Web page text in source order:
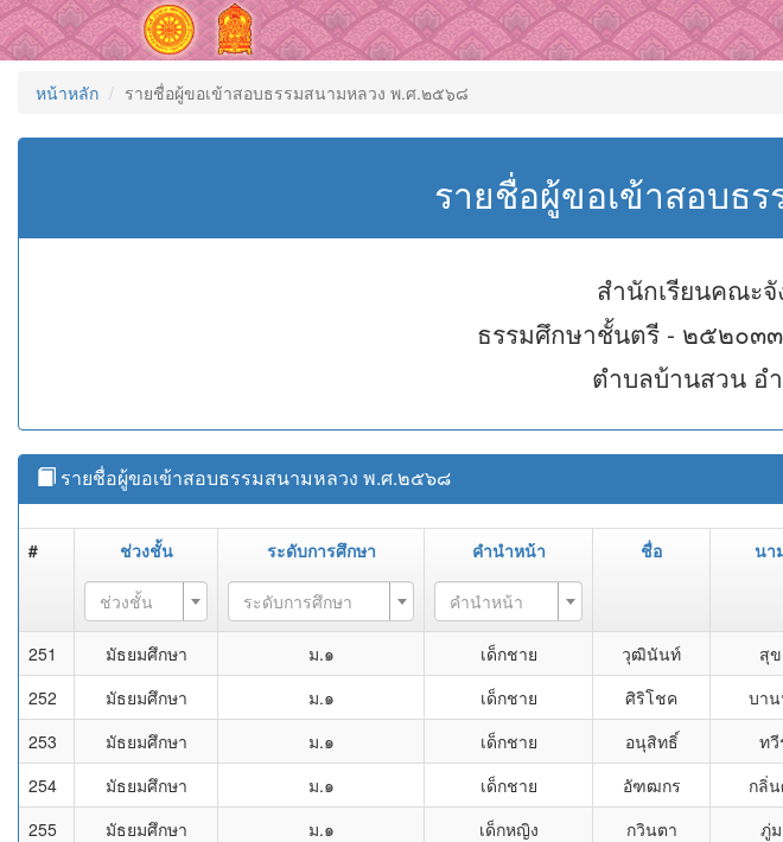
หน้าหลัก รายชื่อผู้ขอเข้าสอบธรรมสนามหลวง พ.ศ.๒๕๖๘
รายชื่อผู้ขอเข้าสอบธ
สำนักเรียนคณะ
ธรรมศึกษาชั้นตรี - ๒๕๒๐๓
ตำบลบ้านสวน อ
รายชื่อผู้ขอเข้าสอบธรรมสนามหลวง พ.ศ.๒๕๖๘
# ช่วงชั้น ระดับการศึกษา คำนำหน้า ชื่อ นา
ช่วงชั้น ระดับการศึกษา คำนำหน้า
251 มัธยมศึกษา ม.๑ เด็กชาย วุฒินันท์ สุ
252
มัธยมศึกษา ม.๑ เด็กชาย ศิริโชค บา
253
มัธยมศึกษา ม.๑ เด็กชาย อนุสิทธิ์ ท
254
มัธยมศึกษา ม.๑ เด็กชาย อัฑฒกร กลิ่
255
มัธยมศึกษา ม.๑ เด็กหญิง กวินตา ภู่